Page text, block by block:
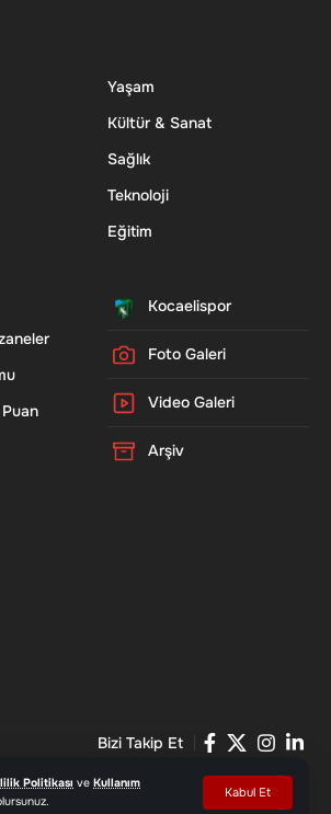
Politikası ve Kullanım
Kabul Et
Yaşam
Kültür & Sanat
Sağlık
Teknoloji
Eğitim
Kocaelispor
Foto Galeri
Video Galeri
Arşiv
Bizi Takip Et
- www.haberkocaeli.com | Tüm Hakları Saklıdır